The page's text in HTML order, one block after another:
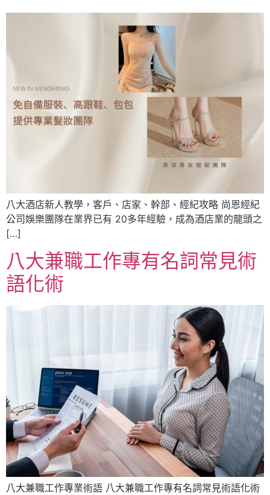
八大酒店新人教學，客戶、店家、幹部、經紀攻略 尚恩經紀
公司娛樂團隊在業界已有 20多年經驗，成為酒店業的龍頭之
[…]
八大兼職工作專有名詞常見術
語化術
八大兼職工作專業術語 八大兼職工作專有名詞常見術語化術